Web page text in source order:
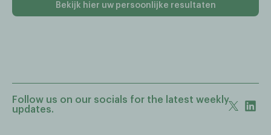
Bekijk hier uw persoonlijke resultaten
Follow us on our socials for the latest weekly
updates.